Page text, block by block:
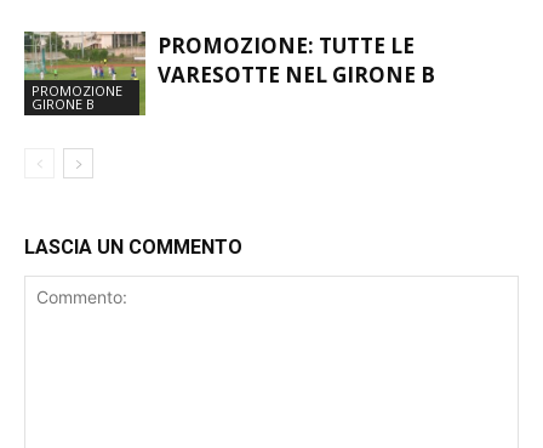
PROMOZIONE
GIRONE B
PROMOZIONE: TUTTE LE
VARESOTTE NEL GIRONE B
LASCIA UN COMMENTO